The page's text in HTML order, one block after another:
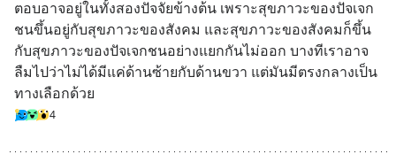
ตอบอาจอยู่ในทั้งสองปัจจัยข้างต้น เพราะสุขภาวะของปัจเจก
ชนขึ้นอยู่กับสุขภาวะของสังคม และสุขภาวะของสังคมก็ขึ้น
กับสุขภาวะของปัจเจกชนอย่างแยกกันไม่ออก บางทีเราอาจ
ลืมไปว่าไม่ได้มีแค่ด้านซ้ายกับด้านขวา แต่มันมีตรงกลางเป็น
ทางเลือกด้วย
4